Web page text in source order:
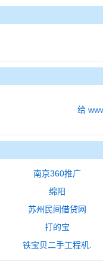
给
南京360推广
绵阳
苏州民间借贷网
打的宝
铁宝贝二手工程机.